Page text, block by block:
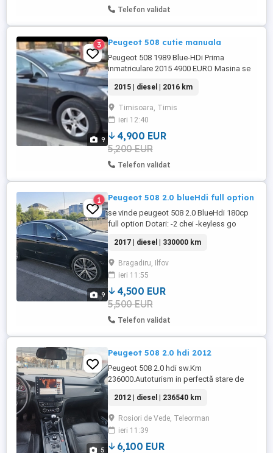
Telefon validat
9
3 Peugeot 508 cutie manuala
Peugeot 508 1989 Blue-HDi Prima
inmatriculare 2015 4900 EURO Masina se
uzura, motor cutie mașina merge foarte
bine Impozit mic, consum mediu 4-5% real
Dotari Suplimentare : **Un singur
Propietar pe carte ** Cutie manuală **
Cauciucuri noi ** Interior ...
2015 | diesel | 2016 km
Timisoara, Timis
ieri 12:40
4,900 EUR
5,200 EUR
Telefon validat
9
1 Peugeot 508 2.0 blueHdi full option
se vinde peugeot 508 2.0 BlueHdi 180cp
full option Dotari: -2 chei -keyless go
-senzori parcare -faruri automate full led -
interior full piele -scaune electrice cu
memorie, incalzire si masaj cel de la sofer
-trapa -dublu climatronic -heads up
display -pilot ...
2017 | diesel | 330000 km
Bragadiru, Ilfov
ieri 11:55
4,500 EUR
5,500 EUR
Telefon validat
5
Peugeot 508 2.0 hdi 2012
Peugeot 508 2.0 hdi sw.Km
236000.Autoturism in perfectă stare de
in2021 înscrisă în țară de anul trecut
februarie 2025 pe numele meu.Istoric cu
facturi,nu necesită nici o investiție, s-au
înlocuit o grămadă de piese(discuri+
plăcute față -spate, alternator nou, ...
2012 | diesel | 236540 km
Rosiori de Vede, Teleorman
ieri 11:39
6,100 EUR